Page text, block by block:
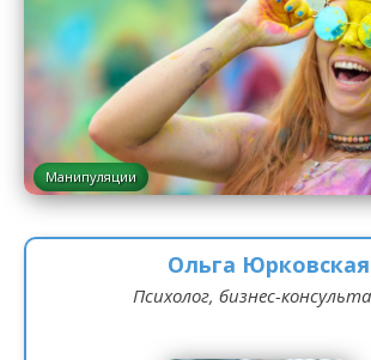
Манипуляции
Ольга Юрковская
Психолог, бизнес-